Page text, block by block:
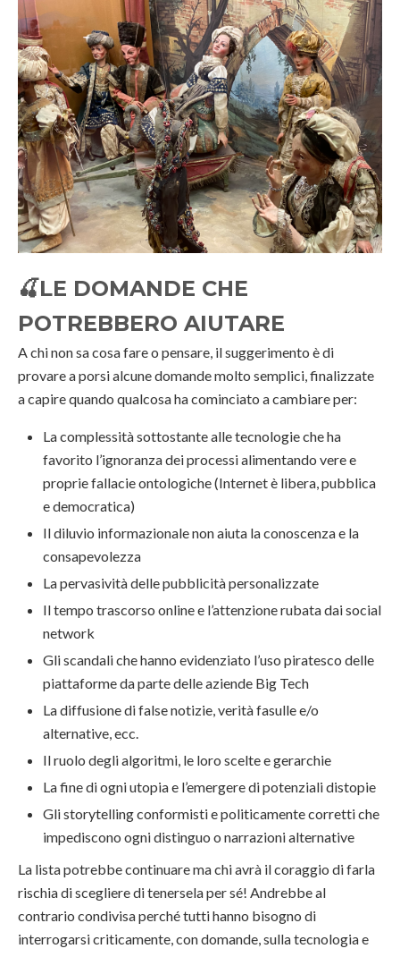
🍒LE DOMANDE CHE
POTREBBERO AIUTARE
A chi non sa cosa fare o pensare, il suggerimento è di
provare a porsi alcune domande molto semplici, finalizzate
a capire quando qualcosa ha cominciato a cambiare per:
La complessità sottostante alle tecnologie che ha
favorito l’ignoranza dei processi alimentando vere e
proprie fallacie ontologiche (Internet è libera, pubblica
e democratica)
Il diluvio informazionale non aiuta la conoscenza e la
consapevolezza
La pervasività delle pubblicità personalizzate
Il tempo trascorso online e l’attenzione rubata dai social
network
Gli scandali che hanno evidenziato l’uso piratesco delle
piattaforme da parte delle aziende Big Tech
La diffusione di false notizie, verità fasulle e/o
alternative, ecc.
Il ruolo degli algoritmi, le loro scelte e gerarchie
La fine di ogni utopia e l’emergere di potenziali distopie
Gli storytelling conformisti e politicamente corretti che
impediscono ogni distinguo o narrazioni alternative
La lista potrebbe continuare ma chi avrà il coraggio di farla
rischia di scegliere di tenersela per sé! Andrebbe al
contrario condivisa perché tutti hanno bisogno di
interrogarsi criticamente, con domande, sulla tecnologia e